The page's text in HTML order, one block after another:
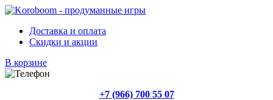
Доставка и оплата
Скидки и акции
В корзине
+7 (966) 700 55 07